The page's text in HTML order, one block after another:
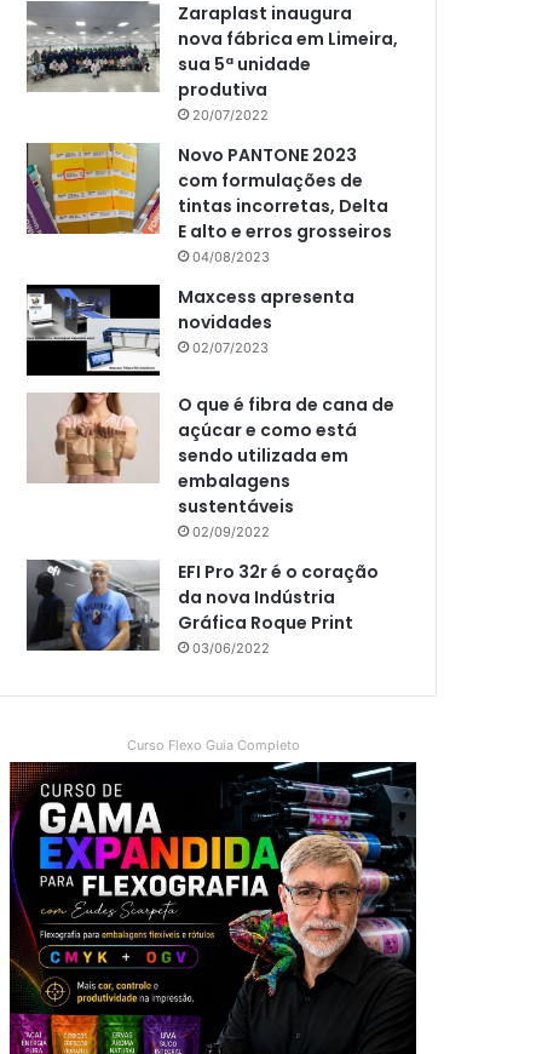
Zaraplast inaugura
nova fábrica em Limeira,
sua 5ª unidade
produtiva
20/07/2022
Novo PANTONE 2023
com formulações de
tintas incorretas, Delta
E alto e erros grosseiros
04/08/2023
Maxcess apresenta
novidades
02/07/2023
O que é fibra de cana de
açúcar e como está
sendo utilizada em
embalagens
sustentáveis
02/09/2022
EFI Pro 32r é o coração
da nova Indústria
Gráfica Roque Print
03/06/2022
Curso Flexo Guia Completo